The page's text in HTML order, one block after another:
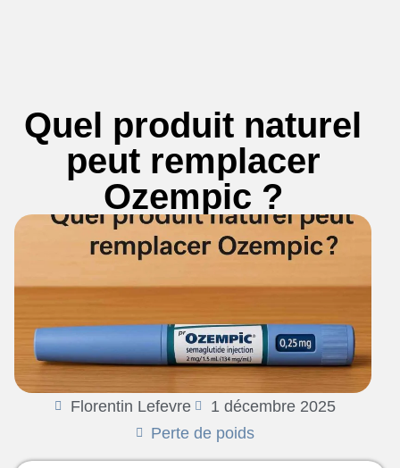
Quel produit naturel
peut remplacer
Ozempic ?
Florentin Lefevre
1 décembre 2025
Perte de poids